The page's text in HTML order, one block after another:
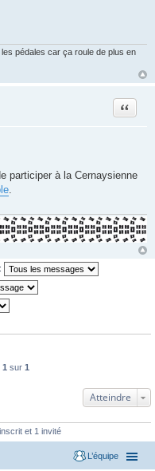
pédales car ça roule de plus en
Citer
participer à la Cernaysienne
.
1 sur 1
Atteindre
et 1 invité
L’équipe